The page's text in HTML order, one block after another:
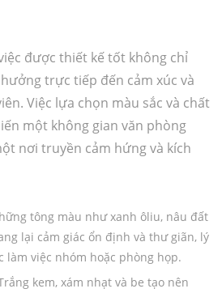
được thiết kế tốt không chỉ
trực tiếp đến cảm xúc và
Việc lựa chọn màu sắc và chất
một không gian văn phòng
nơi truyền cảm hứng và kích
tông màu như xanh ôliu, nâu đất
lại cảm giác ổn định và thư giãn, lý
làm việc nhóm hoặc phòng họp.
kem, xám nhạt và be tạo nên